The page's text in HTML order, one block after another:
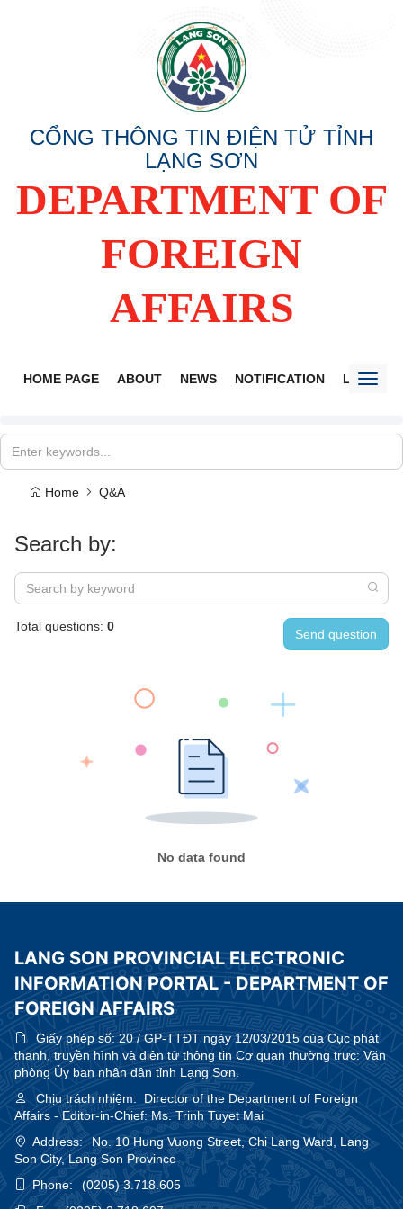
CỔNG THÔNG TIN ĐIỆN TỬ TỈNH
LẠNG SƠN
DEPARTMENT OF
FOREIGN
AFFAIRS
HOME PAGE ABOUT NEWS NOTIFICATION LANG
Home Q&A
Search by:
Total questions: 0
Send question
No data found
LANG SON PROVINCIAL ELECTRONIC
INFORMATION PORTAL - DEPARTMENT OF
FOREIGN AFFAIRS
Giấy phép số:20 / GP-TTĐT ngày 12/03/2015 của Cục phát
thanh, truyền hình và điện tử thông tin Cơ quan thường trực: Văn
phòng Ủy ban nhân dân tỉnh Lạng Sơn.
Chịu trách nhiệm: Director of the Department of Foreign
Affairs - Editor-in-Chief: Ms. Trinh Tuyet Mai
Address:
No. 10 Hung Vuong Street, Chi Lang Ward, Lang
Son City, Lang Son Province
Phone:
(0205) 3.718.605